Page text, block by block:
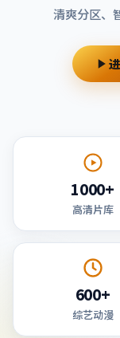
清爽分区、
1000+
高清片库
600+
综艺动漫